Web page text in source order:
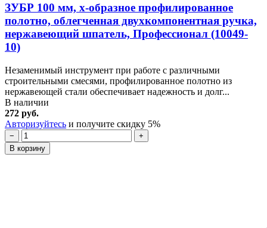
ЗУБР 100 мм, х-образное профилированное
полотно, облегченная двухкомпонентная ручка,
нержавеющий шпатель, Профессионал (10049-
10)
Незаменимый инструмент при работе с различными
строительными смесями, профилированное полотно из
нержавеющей стали обеспечивает надежность и долг...
В наличии
272 руб.
Авторизуйтесь и получите скидку 5%
−
+
В корзину